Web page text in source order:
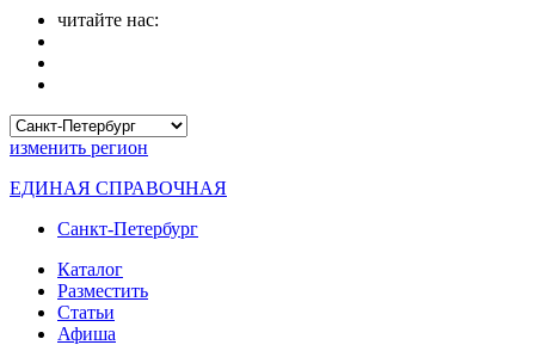
читайте нас:
изменить регион
ЕДИНАЯ СПРАВОЧНАЯ
Санкт-Петербург
Каталог
Разместить
Статьи
Афиша